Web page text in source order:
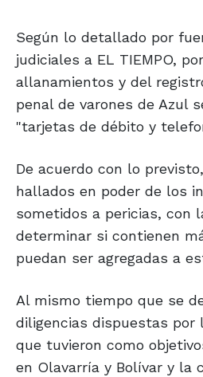
Según lo detallado por
judiciales a EL TIEMPO,
allanamientos y del
penal de varones de Azul
"tarjetas de débito y
De acuerdo con lo
hallados en poder de los
sometidos a pericias, con
determinar si contienen
puedan ser agregadas a
Al mismo tiempo que se
diligencias dispuestas por
que tuvieron como
en Olavarría y Bolívar y la